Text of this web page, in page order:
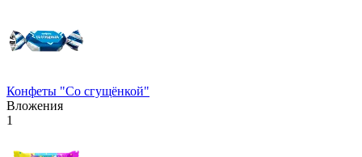
Конфеты "Со сгущёнкой"
Вложения
1